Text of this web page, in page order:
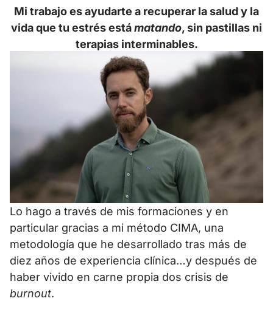
Mi trabajo es ayudarte a recuperar la salud y la
vida que tu estrés estámatando, sin pastillas ni
terapias interminables.
Lo hago a través de mis formaciones y en
particular gracias a mi método CIMA, una
metodología que he desarrollado tras más de
diez años de experiencia clínica…y después de
haber vivido en carne propia dos crisis de
burnout.